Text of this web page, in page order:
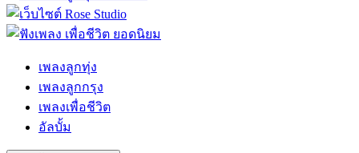
เพลงลูกทุ่ง
เพลงลูกกรุง
เพลงเพื่อชีวิต
อัลบั้ม